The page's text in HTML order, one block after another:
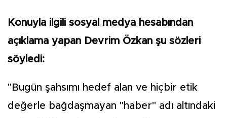
Konuyla ilgili sosyal medya hesabından
açıklama yapan Devrim Özkan şu sözleri
söyledi:
''Bugün şahsımı hedef alan ve hiçbir etik
değerle bağdaşmayan ''haber'' adı altındaki